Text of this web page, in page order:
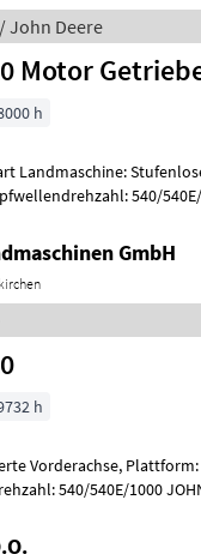
John Deere
Motor
h
Landmaschine:
540/
GmbH
h
Vorderachse,
540/540E/1000